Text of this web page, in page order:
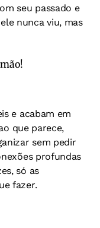
seu passado e
nunca viu, mas
e acabam em
que parece,
sem pedir
profundas
só as
fazer.